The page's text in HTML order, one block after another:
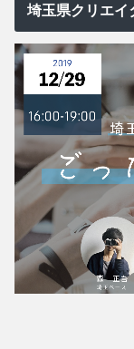
埼玉県クリエイ